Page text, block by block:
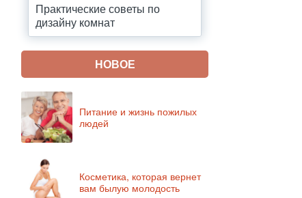
Практические советы по
дизайну комнат
НОВОЕ
Питание и жизнь пожилых
людей
Косметика, которая вернет
вам былую молодость